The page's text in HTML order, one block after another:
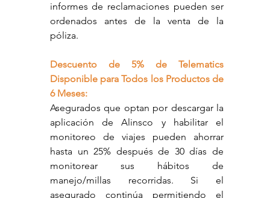
informes de reclamaciones pueden ser
ordenados antes de la venta de la
póliza.
Descuento de 5% de Telematics
Disponible para Todos los Productos de
6 Meses:
Asegurados que optan por descargar la
aplicación de Alinsco y habilitar el
monitoreo de viajes pueden ahorrar
hasta un 25% después de 30 días de
monitorear sus hábitos de
manejo/millas recorridas. Si el
asegurado continúa permitiendo el